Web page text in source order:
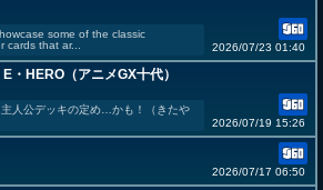
some of the classic
cards that ar...
2026/07/23 01:40
・HERO（アニメGX十代）
人公デッキの定め…かも！（きたや
2026/07/19 15:26
2026/07/17 06:50